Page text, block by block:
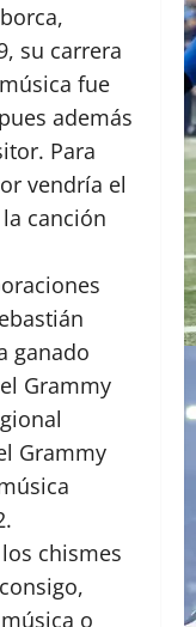
su carrera
fue
además
Para
vendría el
canción
ganado
Grammy
Grammy
chismes
o